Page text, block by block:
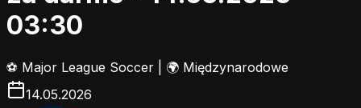
03:30
⚽ Major League Soccer
🌍 Międzynarodowe
14.05.2026